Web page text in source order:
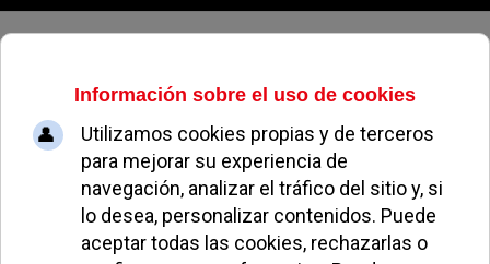
Sábado, 08 de agosto de 2026
Rescatada una montañera
pozuelera que se accidentó en el
norte de Palencia